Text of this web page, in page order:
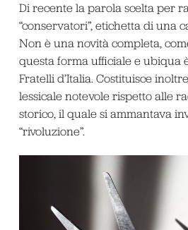
Di recente la parola scelta per
“conservatori”, etichetta di una
Non è una novità completa,
questa forma ufficiale e ubiqua
Fratelli d’Italia. Costituisce
lessicale notevole rispetto alle
storico, il quale si ammantava
“rivoluzione”.